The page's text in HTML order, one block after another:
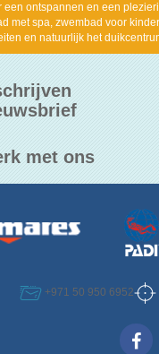
ontspannen en een
met spa, zwembad voor
en natuurlijk het
met ons
+971 50 950 6952